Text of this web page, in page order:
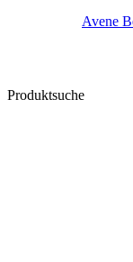
Avene
Produktsuche